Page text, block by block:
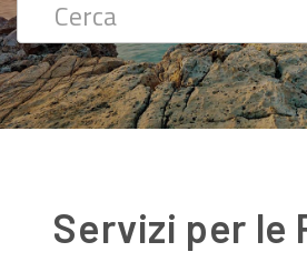
Servizi per le